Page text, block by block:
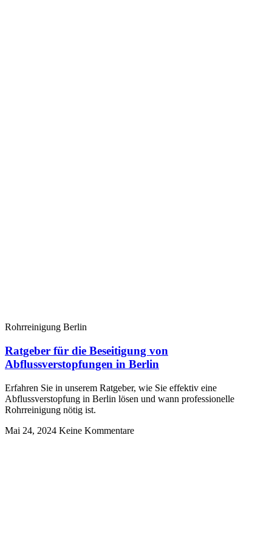
Rohrreinigung Berlin
Ratgeber für die Beseitigung von
Abflussverstopfungen in Berlin
Erfahren Sie in unserem Ratgeber, wie Sie effektiv eine
Abflussverstopfung in Berlin lösen und wann professionelle
Rohrreinigung nötig ist.
Mai 24, 2024 Keine Kommentare